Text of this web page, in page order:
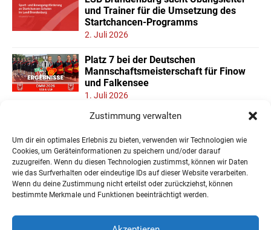
Zustimmung verwalten
Um dir ein optimales Erlebnis zu bieten, verwenden wir Technologien wie
Cookies, um Geräteinformationen zu speichern und/oder darauf
zuzugreifen. Wenn du diesen Technologien zustimmst, können wir Daten
wie das Surfverhalten oder eindeutige IDs auf dieser Website verarbeiten.
Wenn du deine Zustimmung nicht erteilst oder zurückziehst, können
bestimmte Merkmale und Funktionen beeinträchtigt werden.
und Trainer für die Umsetzung des
Startchancen-Programms
2. Juli 2026
Platz 7 bei der Deutschen
Mannschaftsmeisterschaft für Finow
und Falkensee
1. Juli 2026
Neuer Teilnehmerrekord und Finower
Landesmannschaftspokal U11/13
22. Juni 2026
« Ältere Einträge